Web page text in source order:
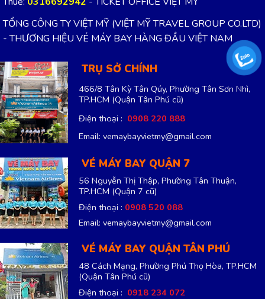
TỔNG CÔNG TY VIỆT MỸ (VIỆT MỸ TRAVEL GROUP CO.LTD)
- THƯƠNG HIỆU VÉ MÁY BAY HÀNG ĐẦU VIỆT NAM
TRỤ SỞ CHÍNH
466/8 Tân Kỳ Tân Qúy, Phường Tân Sơn Nhì,
TP.HCM (Quận Tân Phú cũ)
Điện thoại : 0908 220 888
Email: vemaybayvietmy@gmail.com
VÉ MÁY BAY QUẬN 7
56 Nguyễn Thị Thập, Phường Tân Thuận,
TP.HCM (Quận 7 cũ)
Điện thoại : 0908 520 088
Email: vemaybayvietmy@gmail.com
VÉ MÁY BAY QUẬN TÂN PHÚ
48 Cách Mạng, Phường Phú Thọ Hòa, TP.HCM
(Quận Tân Phú cũ)
Điện thoại : 0918 234 072